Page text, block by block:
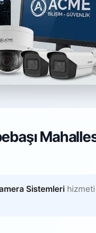
Sistemleri hizmeti